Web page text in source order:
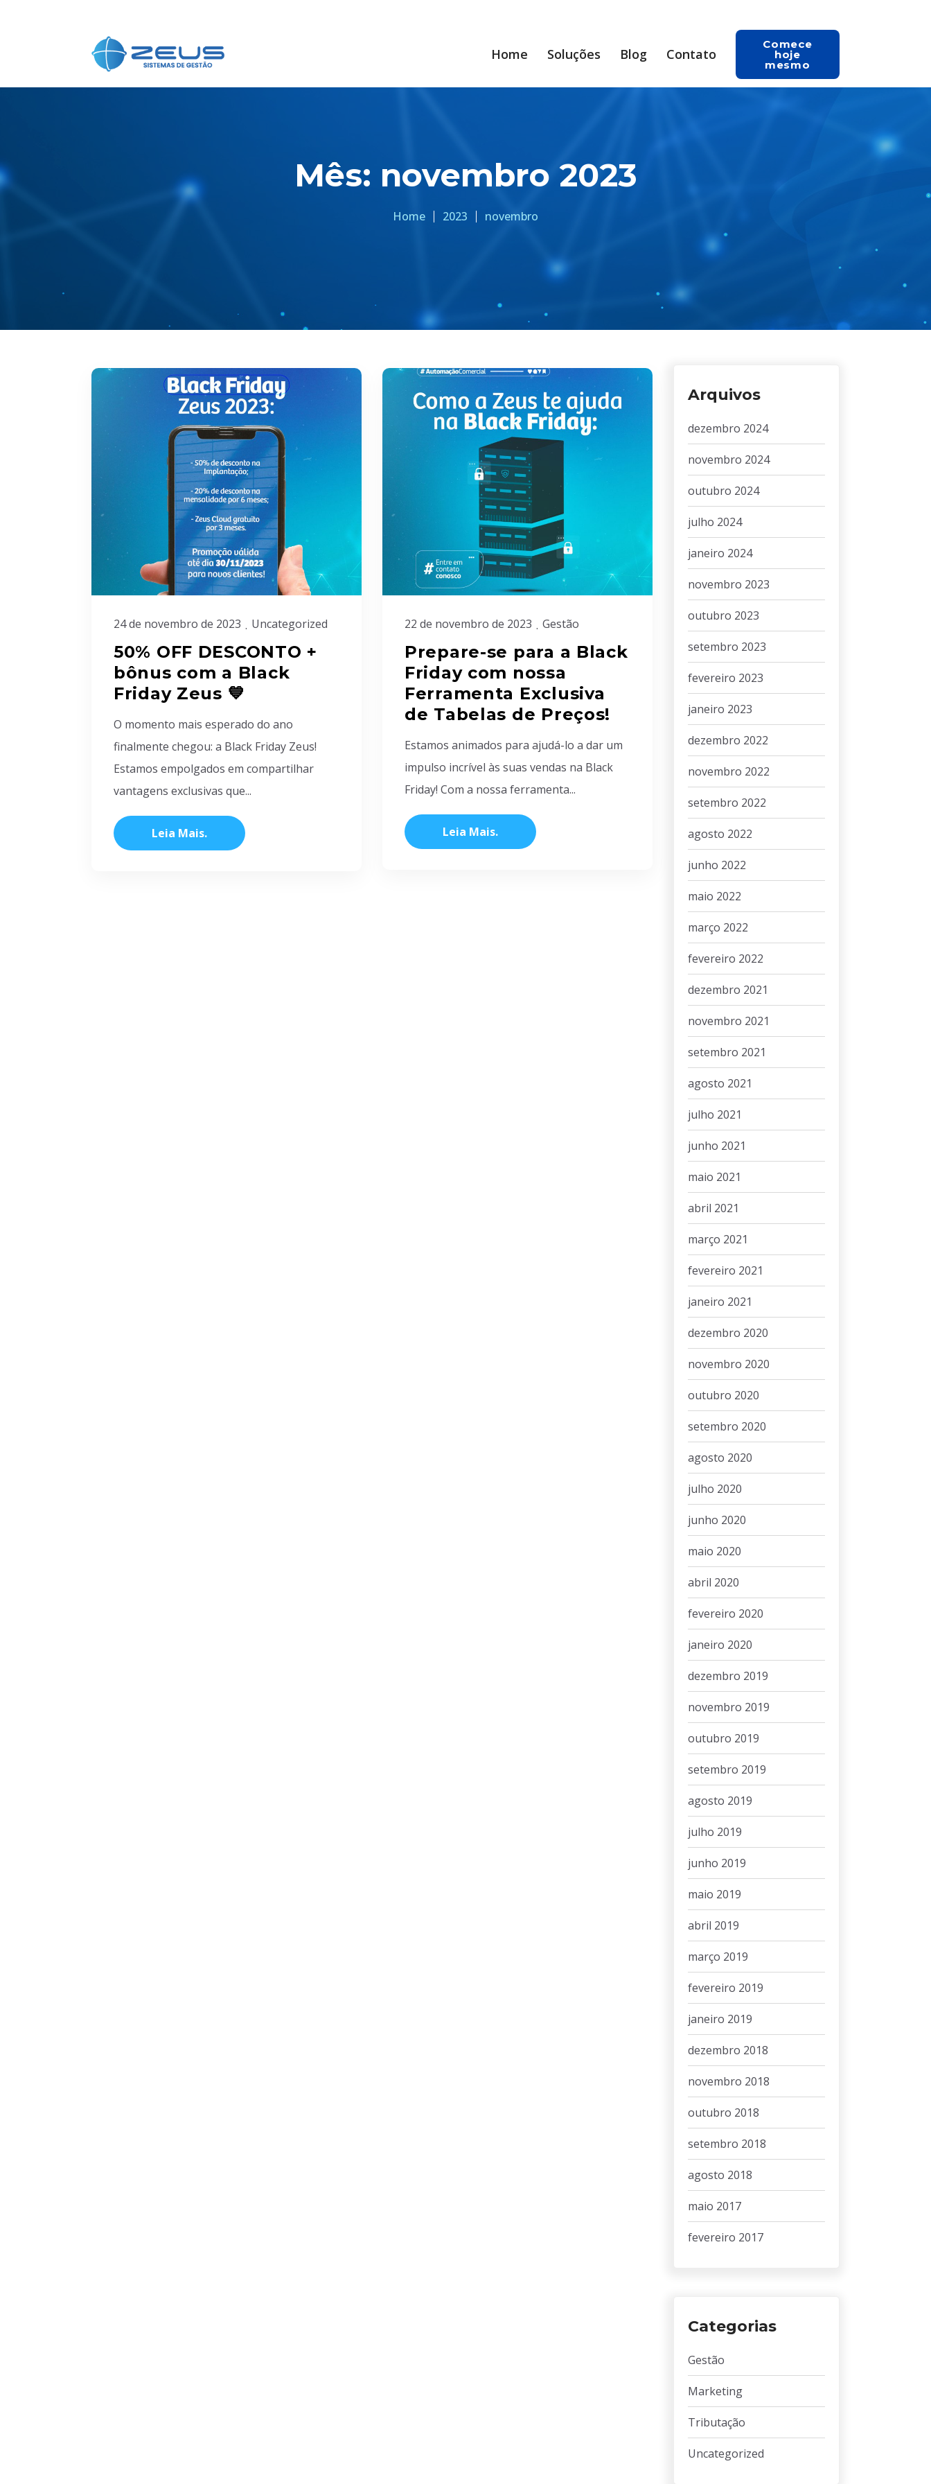
Home Soluções Blog Contato
Comece
hoje
mesmo
Mês: novembro 2023
Home 2023 novembro
24 de novembro de 2023 Uncategorized
50% OFF DESCONTO +
bônus com a Black
Friday Zeus 💙
O momento mais esperado do ano
finalmente chegou: a Black Friday Zeus!
Estamos empolgados em compartilhar
vantagens exclusivas que...
Leia Mais
22 de novembro de 2023 Gestão
Prepare-se para a Black
Friday com nossa
Ferramenta Exclusiva
de Tabelas de Preços!
Estamos animados para ajudá-lo a dar um
impulso incrível às suas vendas na Black
Friday! Com a nossa ferramenta...
Leia Mais
Arquivos
dezembro 2024
novembro 2024
outubro 2024
julho 2024
janeiro 2024
novembro 2023
outubro 2023
setembro 2023
fevereiro 2023
janeiro 2023
dezembro 2022
novembro 2022
setembro 2022
agosto 2022
junho 2022
maio 2022
março 2022
fevereiro 2022
dezembro 2021
novembro 2021
setembro 2021
agosto 2021
julho 2021
junho 2021
maio 2021
abril 2021
março 2021
fevereiro 2021
janeiro 2021
dezembro 2020
novembro 2020
outubro 2020
setembro 2020
agosto 2020
julho 2020
junho 2020
maio 2020
abril 2020
fevereiro 2020
janeiro 2020
dezembro 2019
novembro 2019
outubro 2019
setembro 2019
agosto 2019
julho 2019
junho 2019
maio 2019
abril 2019
março 2019
fevereiro 2019
janeiro 2019
dezembro 2018
novembro 2018
outubro 2018
setembro 2018
agosto 2018
maio 2017
fevereiro 2017
Categorias
Gestão
Marketing
Tributação
Uncategorized